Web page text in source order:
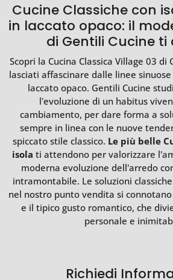
Cucine Classiche con
in laccato opaco: il
di Gentili Cucine
Scopri la Cucina Classica Village 03
lasciati affascinare dalle linee
laccato opaco. Gentili Cucine
l’evoluzione di un habitus
cambiamento, per dare forma a
sempre in linea con le nuove
spiccato stile classico. Le più belle
isola ti attendono per valorizzare
moderna evoluzione dell'arredo
intramontabile. Le soluzioni
nel nostro punto vendita si
e il tipico gusto romantico, che
personale e
Richiedi